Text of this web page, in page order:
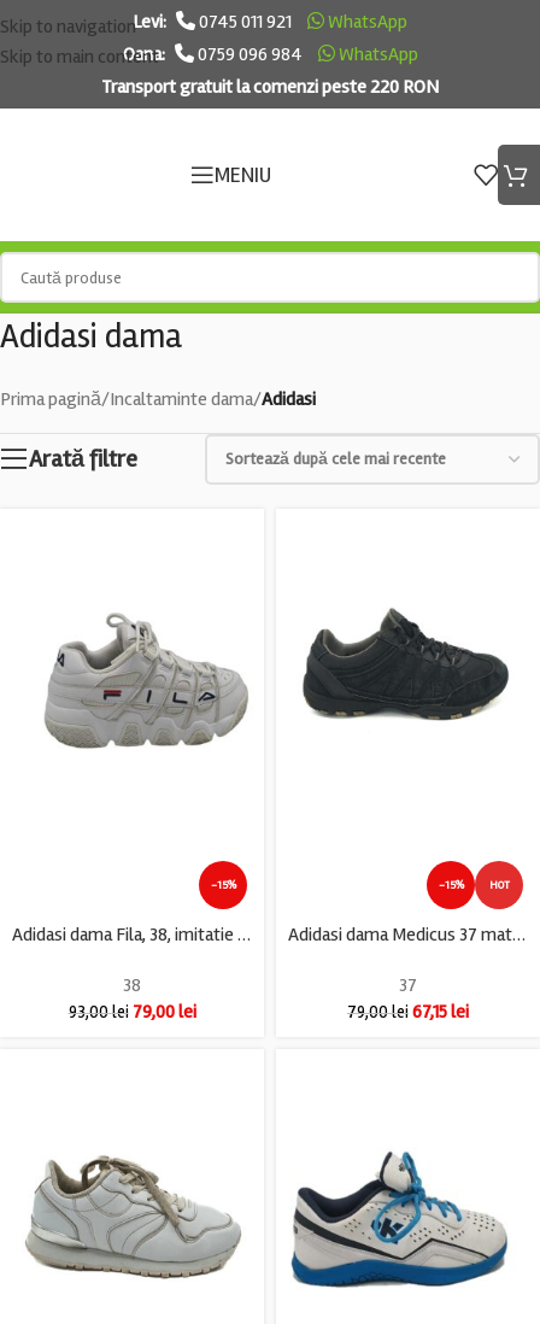
Skip to navigation
Skip to main content
Levi: 0745 011 921
WhatsApp
Oana:
0759 096 984
WhatsApp
Transport gratuit la comenzi peste 220 RON
MENIU
Adidasi dama
Prima pagină/Incaltaminte dama/Adidasi
Arată filtre
-15%
Adidasi dama Fila, 38, imitatie de piele, material textil, alb
38
93,00lei 79,00lei
-15% HOT
Adidasi dama Medicus 37 material textil , piele intoarsa , negru
37
79,00lei67,15lei